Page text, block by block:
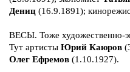
Дениц (16.9.1891);
ВЕСЫ. Тоже художественно-
Тут артисты Юрий Каюров
Олег Ефремов (1.10.1927).